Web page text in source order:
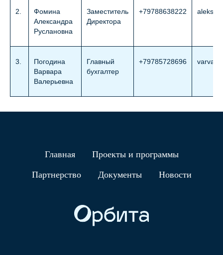
2.
Фомина
Александра
Руслановна
Заместитель
Директора
+79788638222
3.
Погодина
Варвара
Валерьевна
Главный
бухгалтер
+79785728696
Главная Проекты и программы
Партнерство Документы Новости